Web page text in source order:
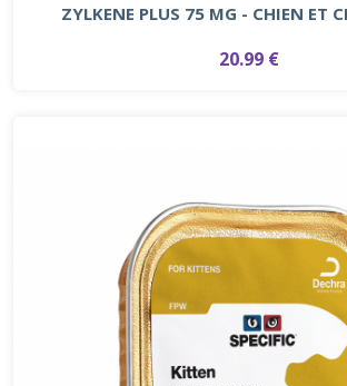
ZYLKENE PLUS 75 MG - CHIEN ET
20.99 €